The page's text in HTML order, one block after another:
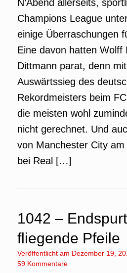
N’Abend allerseits,
Champions League
einige Überraschungen
Eine davon hatten Wolff
Dittmann parat, denn
Auswärtssieg des
Rekordmeisters beim
die meisten wohl
nicht gerechnet. Und
von Manchester City am
bei Real […]
1042 –
fliegende Pfeile
Veröffentlicht am Dezember 19,
59 Kommentare